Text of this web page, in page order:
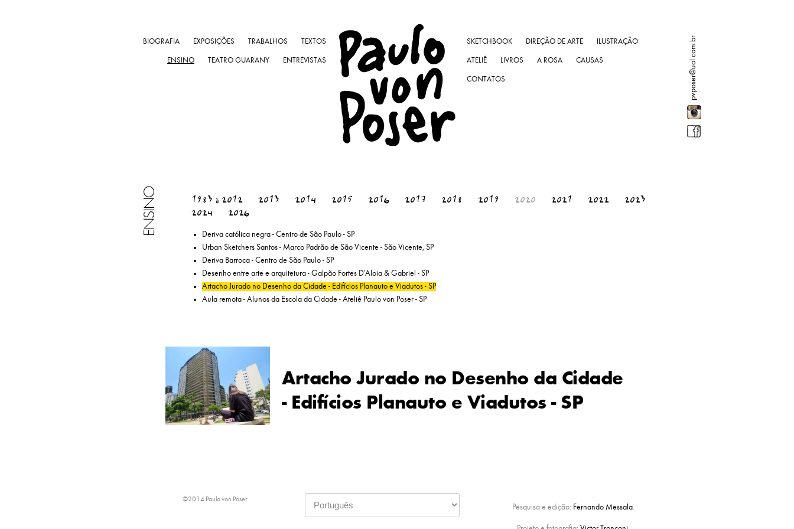
BIOGRAFIA EXPOSIÇÕES TRABALHOS TEXTOS
ENSINO TEATRO GUARANY ENTREVISTAS
SKETCHBOOK DIREÇÃO DE ARTE ILUSTRAÇÃO
ATELIÊ LIVROS A ROSA CAUSAS
CONTATOS pvposer@uol.com.br
ENSINO 1983 à 2012 2013 2014 2015 2016 2017 2018 2019 2020 2021 2022
2023
2024
2026
Deriva católica negra - Centro de São Paulo - SP
Urban Sketchers Santos - Marco Padrão de São Vicente - São Vicente, SP
Deriva Barroca - Centro de São Paulo - SP
Desenho entre arte e arquitetura - Galpão Fortes D'Aloia & Gabriel - SP
Artacho Jurado no Desenho da Cidade - Edifícios Planauto e Viadutos - SP
Aula remota - Alunos da Escola da Cidade - Ateliê Paulo von Poser - SP
Artacho Jurado no Desenho da Cidade
- Edifícios Planauto e Viadutos - SP
©2014 Paulo von Poser
Pesquisa e edição: Fernando Messala.